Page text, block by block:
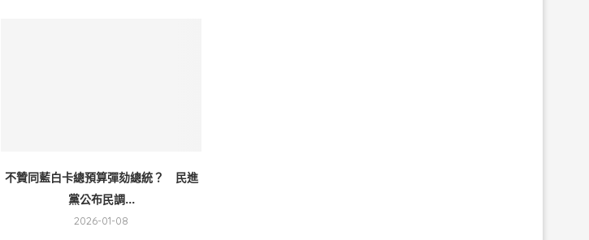
不贊同藍白卡總預算彈劾總統？ 民進
黨公布民調...
2026-01-08